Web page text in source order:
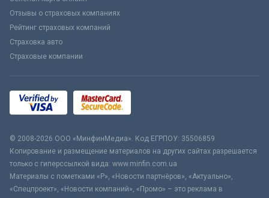
Отзывы о страховых компаниях
Рейтинг страховых компаний
Страховка авто
Страховые компании
© 2008-2026 ООО «МинфинМедиа». Код ЕГРПОУ: 35506859
Копирование и размещение материалов на других сайтах разрешается
только с гиперссылкой вида: www.minfin.com.ua
Материалы с пометками «Р», «Новости партнёров», «Актуально»,
«Спецпроект», «Новости компаний», «Промо» – это реклама в